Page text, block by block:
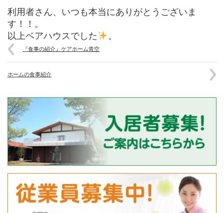
利用者さん、いつも本当にありがとうございま
す！！。
以上ベアハウスでした
。
『食事の紹介』ケアホーム青空
ホームの食事紹介